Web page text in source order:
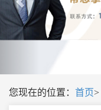
您现在的位置： 首页>